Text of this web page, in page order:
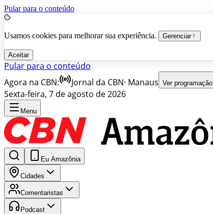
Pular para o conteúdo
Usamos cookies para melhorar sua experiência. Gerenciar
Aceitar
Pular para o conteúdo
Agora na CBN:
Jornal da CBN· Manaus Ver programação
Sexta-feira, 7 de agosto de 2026
Menu
Eu Amazônia
Cidades
Comentaristas
Podcast